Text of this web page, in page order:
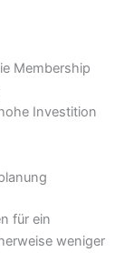
Membership
Investition
für ein
weniger